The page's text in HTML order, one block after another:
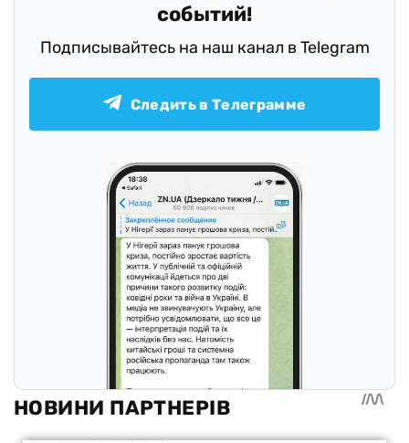
событий!
Подписывайтесь на наш канал в Telegram
Следить в Телеграмме